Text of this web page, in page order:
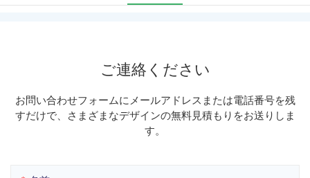
ご連絡ください
お問い合わせフォームにメールアドレスまたは電話番号を残
すだけで、さまざまなデザインの無料見積もりをお送りしま
す。